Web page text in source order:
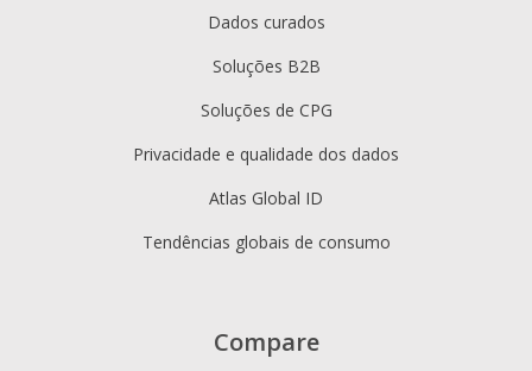
Dados curados
Soluções B2B
Soluções de CPG
Privacidade e qualidade dos dados
Atlas Global ID
Tendências globais de consumo
Compare